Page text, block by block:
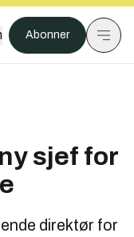
Abonner
sjef for
direktør for